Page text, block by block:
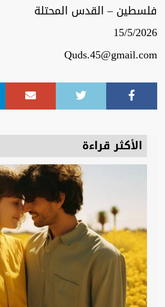
فلسطين – القدس المحتلة
15/5/2026
Quds.45@gmail.com
الأكثر قراءة